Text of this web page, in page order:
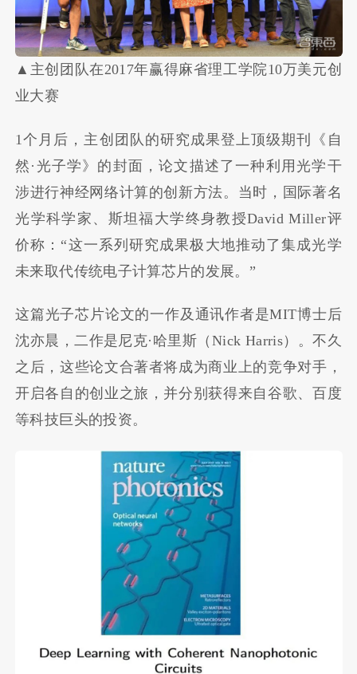
▲主创团队在2017年赢得麻省理工学院10万美元创
业大赛
1个月后，主创团队的研究成果登上顶级期刊《自
然·光子学》的封面，论文描述了一种利用光学干
涉进行神经网络计算的创新方法。当时，国际著名
光学科学家、斯坦福大学终身教授David Miller评
价称：“这一系列研究成果极大地推动了集成光学
未来取代传统电子计算芯片的发展。”
这篇光子芯片论文的一作及通讯作者是MIT博士后
沈亦晨，二作是尼克·哈里斯（Nick Harris）。不久
之后，这些论文合著者将成为商业上的竞争对手，
开启各自的创业之旅，并分别获得来自谷歌、百度
等科技巨头的投资。